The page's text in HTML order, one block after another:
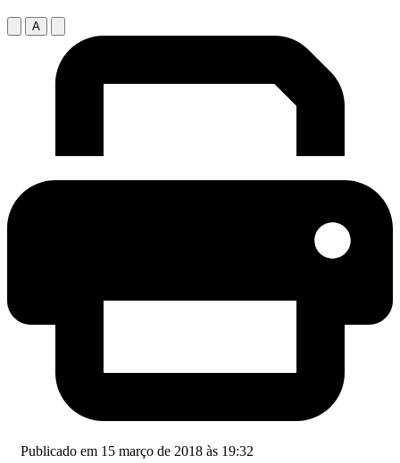
A
Publicado em 15 março de 2018 às 19:32